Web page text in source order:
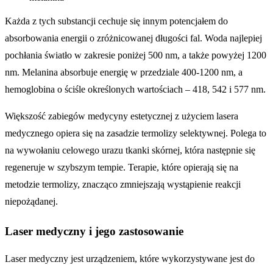
Każda z tych substancji cechuje się innym potencjałem do
absorbowania energii o zróżnicowanej długości fal. Woda najlepiej
pochłania światło w zakresie poniżej 500 nm, a także powyżej 1200
nm. Melanina absorbuje energię w przedziale 400-1200 nm, a
hemoglobina o ściśle określonych wartościach – 418, 542 i 577 nm.
Większość zabiegów medycyny estetycznej z użyciem lasera
medycznego opiera się na zasadzie termolizy selektywnej. Polega to
na wywołaniu celowego urazu tkanki skórnej, która następnie się
regeneruje w szybszym tempie. Terapie, które opierają się na
metodzie termolizy, znacząco zmniejszają wystąpienie reakcji
niepożądanej.
Laser medyczny i jego zastosowanie
Laser medyczny jest urządzeniem, które wykorzystywane jest do